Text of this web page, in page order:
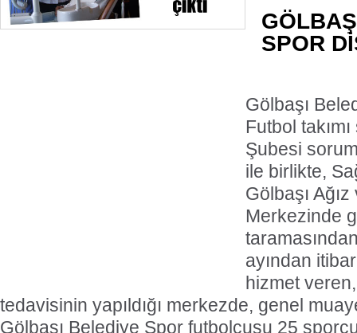
SPOR
Gölbaşı
Futbol
Şubesi
ile birlikte,
Gölbaşı Ağız
Merkezinde
ayından
hizmet
tedavisinin yapıldığı merkezde, genel
Gölbaşı Belediye Spor futbolcusu 25